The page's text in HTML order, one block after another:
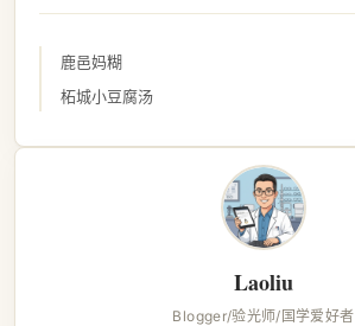
Laoliu
Blogger/验光师/国学爱好者
鹿邑妈糊
柘城小豆腐汤